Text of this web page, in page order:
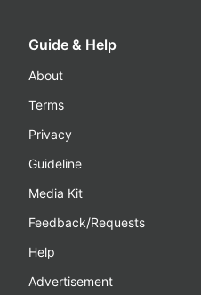
How developers code is here.
© 2011- 2026